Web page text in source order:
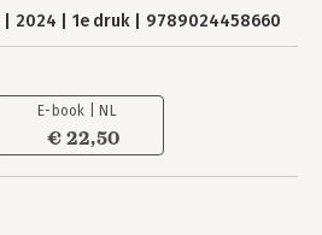
2024 1e druk 9789024458660
E-book | NL
€ 22,50